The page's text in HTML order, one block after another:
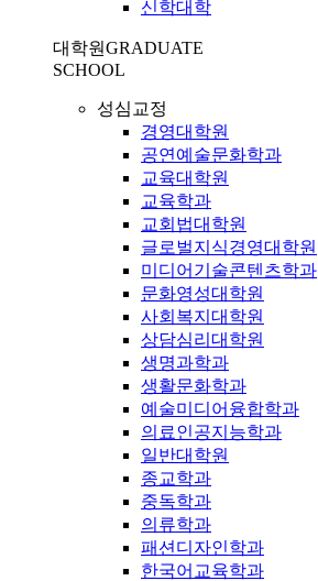
신학대학
대학원GRADUATE
SCHOOL
성심교정
경영대학원
공연예술문화학과
교육대학원
교육학과
교회법대학원
글로벌지식경영대학원
미디어기술콘텐츠학과
문화영성대학원
사회복지대학원
상담심리대학원
생명과학과
생활문화학과
예술미디어융합학과
의료인공지능학과
일반대학원
종교학과
중독학과
의류학과
패션디자인학과
한국어교육학과